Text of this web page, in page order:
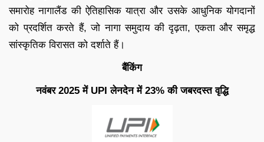
समारोह नागालैंड की ऐतिहासिक यात्रा और उसके आधुनिक योगदानों
को प्रदर्शित करते हैं, जो नागा समुदाय की दृढ़ता, एकता और समृद्ध
सांस्कृतिक विरासत को दर्शाते हैं।
बैंकिंग
नवंबर 2025 में UPI लेनदेन में 23% की जबरदस्त वृद्धि